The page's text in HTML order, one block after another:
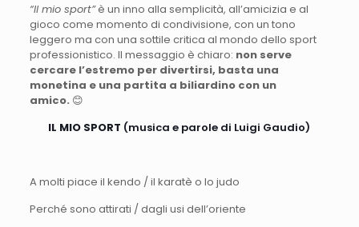
“Il mio sport”è un inno alla semplicità, all’amicizia e al
gioco come momento di condivisione, con un tono
leggero ma con una sottile critica al mondo dello sport
professionistico. Il messaggio è chiaro: non serve
cercare l’estremo per divertirsi, basta una
monetina e una partita a biliardino con un
amico. 😊
IL MIO SPORT (musica e parole di Luigi Gaudio)
A molti piace il kendo / il karatè o lo judo
Perché sono attirati / dagli usi dell’oriente